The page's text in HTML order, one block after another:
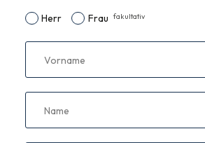
Herr Frau fakultativ
Vorname
Name